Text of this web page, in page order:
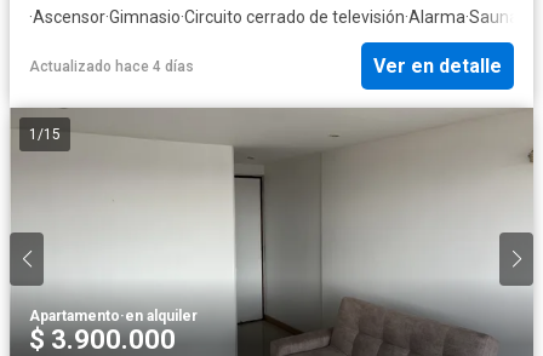
·Ascensor·Gimnasio·Circuito cerrado de televisión·Alarma·Sauna
Actualizado hace 4 días Ver en detalle
1 /15
Apartamento·en alquiler
$ 3.900.000